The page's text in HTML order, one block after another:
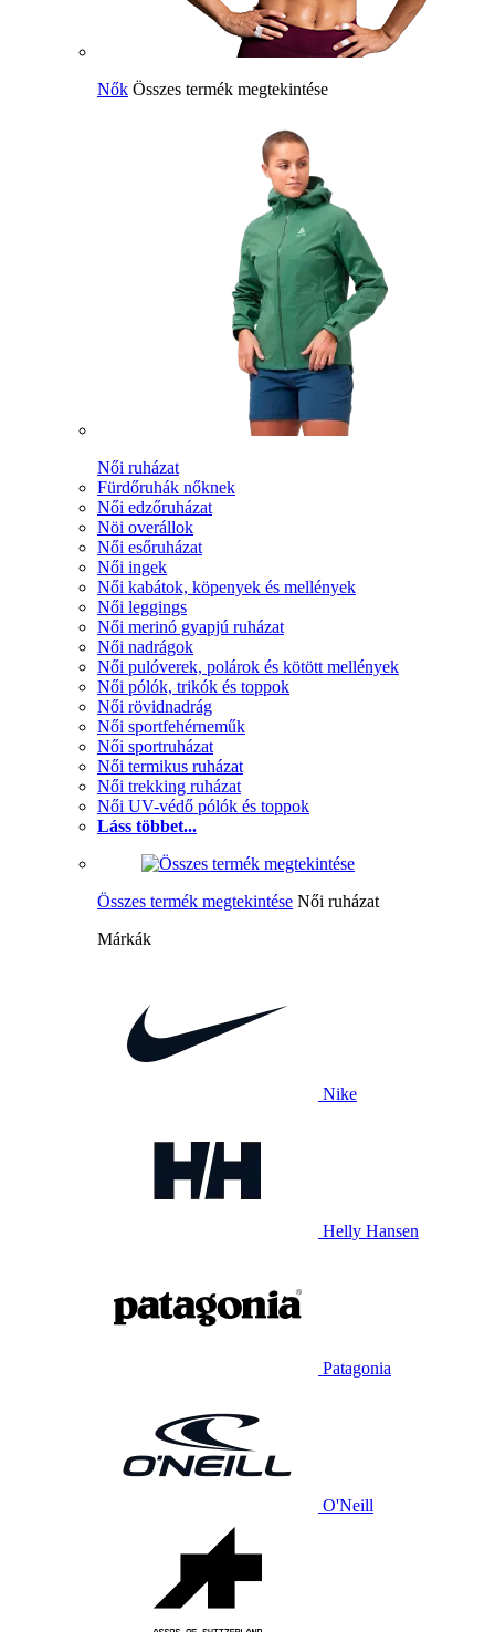
Nők Összes termék megtekintése
Női ruházat
Fürdőruhák nőknek
Női edzőruházat
Nöi overállok
Női esőruházat
Női ingek
Női kabátok, köpenyek és mellények
Női leggings
Női merinó gyapjú ruházat
Női nadrágok
Női pulóverek, polárok és kötött mellények
Női pólók, trikók és toppok
Női rövidnadrág
Női sportfehérneműk
Női sportruházat
Női termikus ruházat
Női trekking ruházat
Női UV-védő pólók és toppok
Láss többet...
Összes termék megtekintése Női ruházat
Márkák
Nike
Helly Hansen
Patagonia
O'Neill